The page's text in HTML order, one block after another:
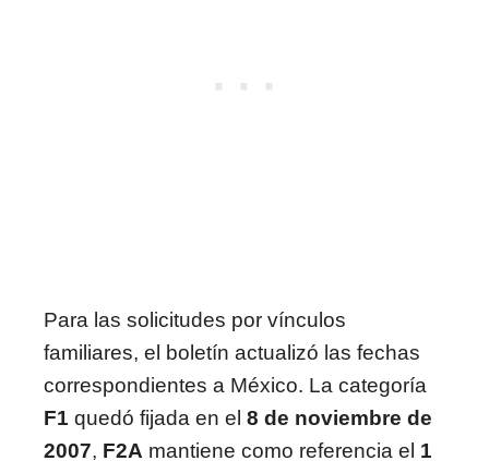
Para las solicitudes por vínculos
familiares, el boletín actualizó las fechas
correspondientes a México. La categoría
F1 quedó fijada en el 8 de noviembre de
2007, F2A mantiene como referencia el 1